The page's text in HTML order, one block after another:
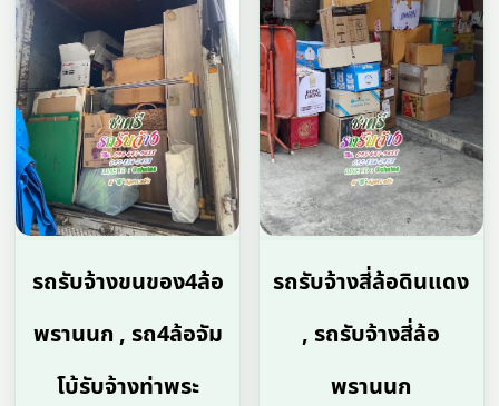
รถรับจ้างขนของ4ล้อ
พรานนก , รถ4ล้อจัม
โบ้รับจ้างท่าพระ
รถรับจ้างสี่ล้อดินแดง
, รถรับจ้างสี่ล้อ
พรานนก